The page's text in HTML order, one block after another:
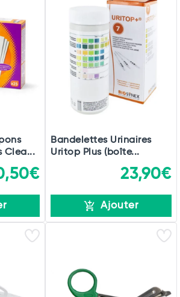
Clea...
Bandelettes Urinaires
Uritop Plus (boîte...
23,90€
Ajouter